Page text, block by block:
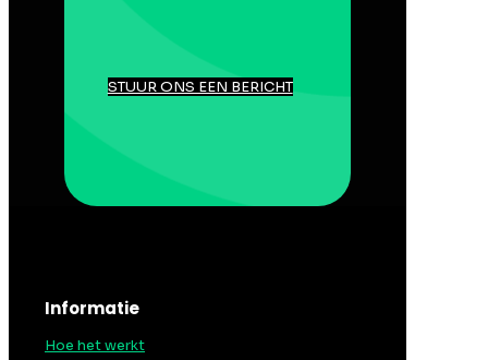
STUUR ONS EEN BERICHT
Informatie
Hoe het werkt